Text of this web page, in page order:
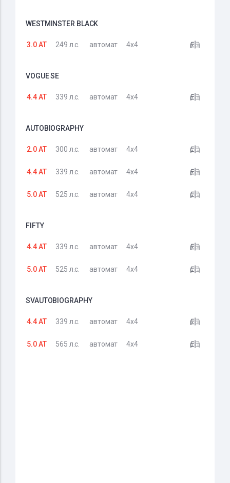
WESTMINSTER BLACK
3.0 AT 249 л.с. автомат 4x4
VOGUE SE
4.4 AT 339 л.с. автомат 4x4
AUTOBIOGRAPHY
2.0 AT 300 л.с. автомат 4x4
4.4 AT 339 л.с. автомат 4x4
5.0 AT 525 л.с. автомат 4x4
FIFTY
4.4 AT 339 л.с. автомат 4x4
5.0 AT 525 л.с. автомат 4x4
SVAUTOBIOGRAPHY
4.4 AT 339 л.с. автомат 4x4
5.0 AT 565 л.с. автомат 4x4